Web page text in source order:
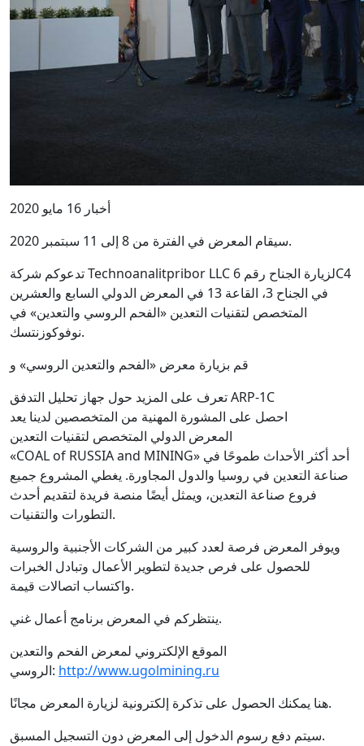
أخبار 16 مايو 2020
سيقام المعرض في الفترة من 8 إلى 11 سبتمبر 2020.
تدعوكم شركة Technoanalitpribor LLC لزيارة الجناح رقم 6C4
في الجناح 3، القاعة 13 في المعرض الدولي السابع والعشرين
المتخصص لتقنيات التعدين «الفحم الروسي والتعدين» في
نوفوكوزنتسك.
قم بزيارة معرض «الفحم والتعدين الروسي» و
تعرف على المزيد حول جهاز تحليل التدفق ARP-1C
احصل على المشورة المهنية من المتخصصين لدينا يعد
المعرض الدولي المتخصص لتقنيات التعدين
«COAL of RUSSIA and MINING» أحد أكثر الأحداث طموحًا في
صناعة التعدين في روسيا والدول المجاورة. يغطي المشروع جميع
فروع صناعة التعدين، ويمثل أيضًا منصة فريدة لتقديم أحدث
التطورات والتقنيات.
ويوفر المعرض فرصة لعدد كبير من الشركات الأجنبية والروسية
للحصول على فرص جديدة لتطوير الأعمال وتبادل الخبرات
واكتساب اتصالات قيمة.
ينتظركم في المعرض برنامج أعمال غني.
الموقع الإلكتروني لمعرض الفحم والتعدين
الروسي: http://www.ugolmining.ru
هنا يمكنك الحصول على تذكرة إلكترونية لزيارة المعرض مجانًا.
سيتم دفع رسوم الدخول إلى المعرض دون التسجيل المسبق.